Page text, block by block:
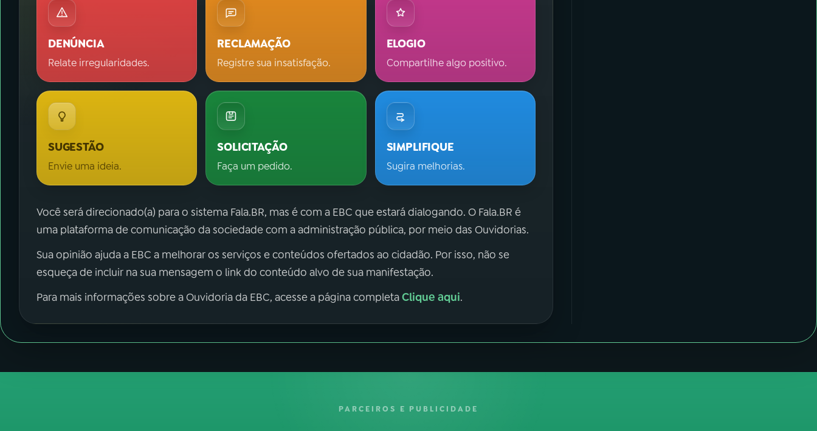
DENÚNCIA
Relate irregularidades.
RECLAMAÇÃO
Registre sua insatisfação.
ELOGIO
Compartilhe algo positivo.
SUGESTÃO
Envie uma ideia.
SOLICITAÇÃO
Faça um pedido.
SIMPLIFIQUE
Sugira melhorias.
Você será direcionado(a) para o sistema Fala.BR, mas é com a EBC que estará dialogando. O Fala.BR é
uma plataforma de comunicação da sociedade com a administração pública, por meio das Ouvidorias.
Sua opinião ajuda a EBC a melhorar os serviços e conteúdos ofertados ao cidadão. Por isso, não se
esqueça de incluir na sua mensagem o link do conteúdo alvo de sua manifestação.
Para mais informações sobre a Ouvidoria da EBC, acesse a página completaClique aqui.
PARCEIROS E PUBLICIDADE